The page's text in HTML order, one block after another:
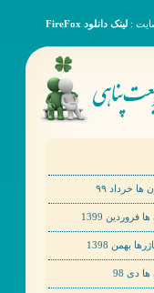
: لینک دانلود FireFox
ها خرداد ٩٩
فروردین 1399
بهمن 1398
دی 98